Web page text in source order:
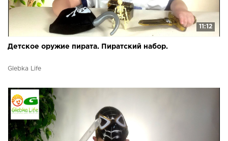
11:12
Детское оружие пирата. Пиратский набор.
Glebka Life